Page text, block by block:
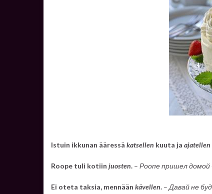
Istuin ikkunan ääressä katsellen kuuta ja ajatellen
Roope tuli kotiin juosten. – Роопе пришел домой
Ei oteta taksia, mennään kävellen. – Давай не